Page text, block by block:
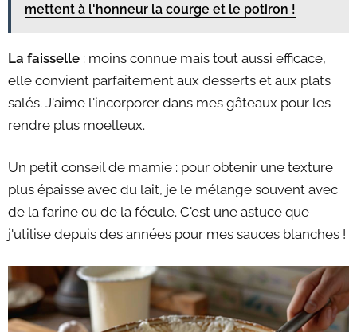
mettent à l'honneur la courge et le potiron !
La faisselle : moins connue mais tout aussi efficace,
elle convient parfaitement aux desserts et aux plats
salés. J'aime l'incorporer dans mes gâteaux pour les
rendre plus moelleux.
Un petit conseil de mamie : pour obtenir une texture
plus épaisse avec du lait, je le mélange souvent avec
de la farine ou de la fécule. C'est une astuce que
j'utilise depuis des années pour mes sauces blanches !